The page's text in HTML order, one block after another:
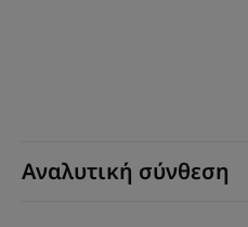
Αναλυτική σύνθεση